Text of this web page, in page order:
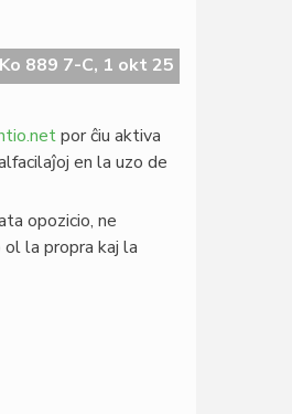
889 7-C, 1 okt 25
por ĉiu aktiva
en la uzo de
opozicio, ne
la propra kaj la